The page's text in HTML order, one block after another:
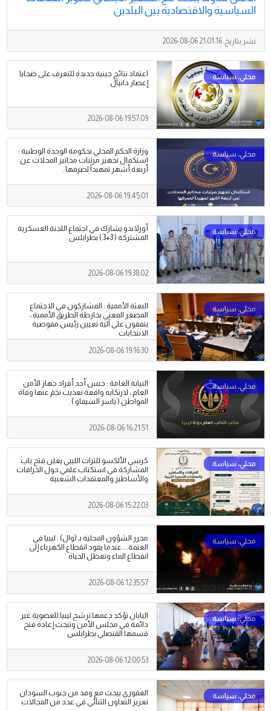
السياسية والاقتصادية بين البلدين
نشر بتاريخ:2026-08-06 21:01:16
اعتماد نتائج جينية جديدة للتعرف على ضحايا
إعصار دانيال .
2026-08-06 19:57:09
وزارة الحكم المحلي بحكومة الوحدة الوطنية :
استكمال تجهيز مرتبات مخاتير المحلات عن
أربعة أشهر تمهيداً لصرفها .
2026-08-06 19:45:01
أورلاندو يشارك في اجتماع اللجنة العسكرية
المشتركة ( 3+3 ) بطرابلس .
2026-08-06 19:38:02
البعثة الأممية : المشاركون في الاجتماع
المصغر المعني بخارطة الطريق الأممية ،
يتفقون على آلية تعيين رئيس مفوضية
الانتخابات
2026-08-06 19:16:30
النيابة العامة : حبس أحد أفراد جهاز الأمن
العام ، لارتكابه واقعة تعذيب نجَمَ عنها وفاة
المواطن ( ياسر السيفاو ) .
2026-08-06 16:21:51
كرسي الألكسو للتراث الليبي يعلن فتح باب
المشاركة في استكتاب علمي حول الخرافات
والأساطير والمعتقدات الشعبية
2026-08-06 15:22:03
محرر الشؤون المحلية بـ (وال) : ليبيا في
العتمة... عندما يقود انقطاع الكهرباء إلى
انقطاع الماء وتعطل الحياة
2026-08-06 12:35:57
اليابان تؤكد دعمها ترشح ليبيا للعضوية غير
دائمة في مجلس الأمن وتبحث إعادة فتح
قسمها القنصلي بطرابلس
2026-08-06 12:00:53
العقوري يبحث مع وفد من جنوب السودان
تعزيز التعاون الثنائي في عدد من المجالات